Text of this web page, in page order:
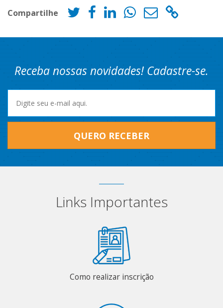
Compartilhe
Receba nossas novidades! Cadastre-se.
QUERO RECEBER
Links Importantes
Como realizar inscrição